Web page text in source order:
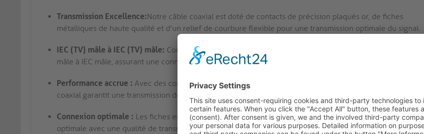
Transmission Excellence:Notre câble coaxial est doté de contacts de précision plaqués or, de fiches
métalliques de haute qualité et d'un relief de courbure flexible pour une transmission optimale du signal.
IEC (TV) mâle à IEC (TV) mâle: Connectez vos appareils de façon transparente avec nos connecteurs IEC
mâle à IEC mâle, assurant une connexion sécurisée et fiable.
Performance accrue : Avec des conducteurs en cuivre de haute pureté et un double blindage, notre câble
coaxial garantit une transmission de haute qualité avec une impédance de 75Ω.
Connexion optimale : Les fiches en aluminium chromé de notre câble coaxial garantissent une connexion
optimale avec une qualité de transmission maximale, améliorant votre expérience audio et vidéo.